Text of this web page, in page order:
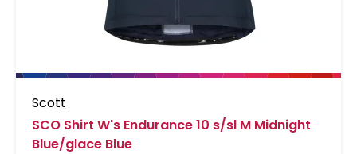
Scott
SCO Shirt W's Endurance 10 s/sl M Midnight
Blue/glace Blue